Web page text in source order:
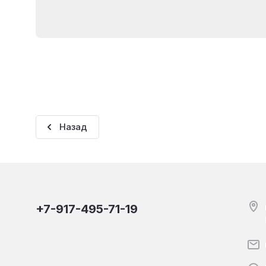
Назад
+7-917-495-71-19